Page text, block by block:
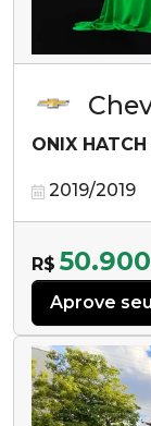
ONIX
2019/2019
R$ 50.900
Aprove